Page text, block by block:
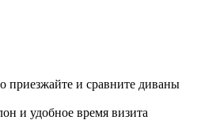
приезжайте и сравните диваны
и удобное время визита